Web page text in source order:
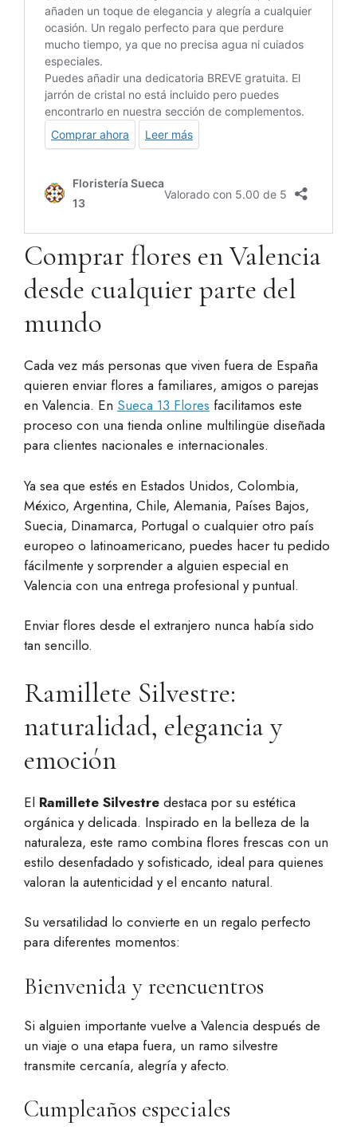
Comprar flores en Valencia
desde cualquier parte del
mundo
Cada vez más personas que viven fuera de España
quieren enviar flores a familiares, amigos o parejas
en Valencia. En Sueca 13 Flores facilitamos este
proceso con una tienda online multilingüe diseñada
para clientes nacionales e internacionales.
Ya sea que estés en Estados Unidos, Colombia,
México, Argentina, Chile, Alemania, Países Bajos,
Suecia, Dinamarca, Portugal o cualquier otro país
europeo o latinoamericano, puedes hacer tu pedido
fácilmente y sorprender a alguien especial en
Valencia con una entrega profesional y puntual.
Enviar flores desde el extranjero nunca había sido
tan sencillo.
Ramillete Silvestre:
naturalidad, elegancia y
emoción
El Ramillete Silvestre destaca por su estética
orgánica y delicada. Inspirado en la belleza de la
naturaleza, este ramo combina flores frescas con un
estilo desenfadado y sofisticado, ideal para quienes
valoran la autenticidad y el encanto natural.
Su versatilidad lo convierte en un regalo perfecto
para diferentes momentos:
Bienvenida y reencuentros
Si alguien importante vuelve a Valencia después de
un viaje o una etapa fuera, un ramo silvestre
transmite cercanía, alegría y afecto.
Cumpleaños especiales